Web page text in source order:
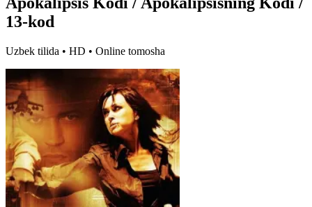
13-kod
Uzbek tilida • HD • Online tomosha